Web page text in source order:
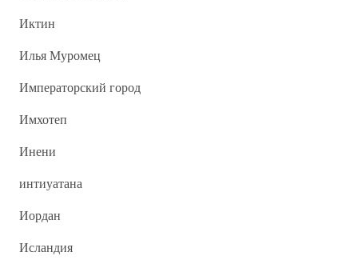
Иктин
Илья Муромец
Императорский город
Имхотеп
Инени
интиуатана
Иордан
Исландия